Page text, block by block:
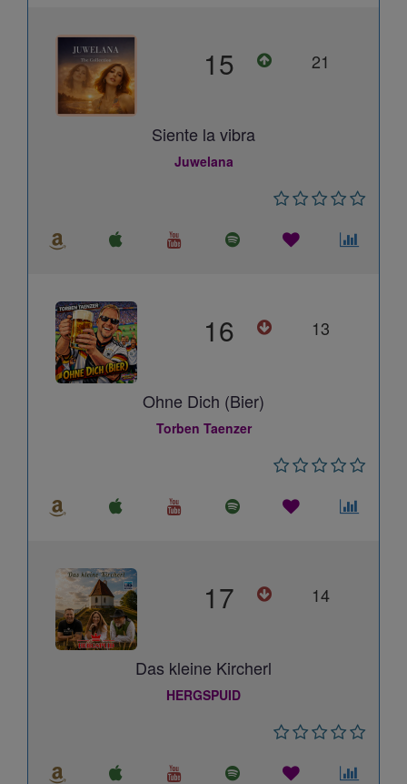
15 21
Siente la vibra
Juwelana
16 13
Ohne Dich (Bier)
Torben Taenzer
17 14
Das kleine Kircherl
HERGSPUID